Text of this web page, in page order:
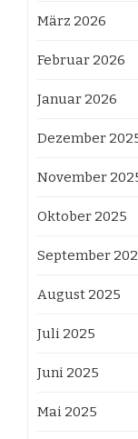
März 2026
Februar 2026
Januar 2026
Dezember
November
Oktober 2025
September
August 2025
Juli 2025
Juni 2025
Mai 2025